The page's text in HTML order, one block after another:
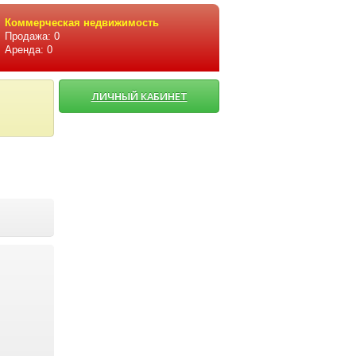
Коммерческая недвижимость
Продажа: 0
Аренда: 0
ЛИЧНЫЙ КАБИНЕТ